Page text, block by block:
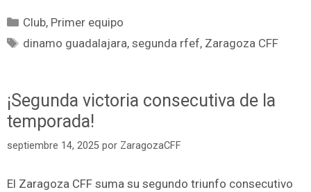
Club, Primer equipo
dinamo guadalajara,segunda rfef, Zaragoza CFF
¡Segunda victoria consecutiva de la
temporada!
septiembre 14, 2025 por ZaragozaCFF
El Zaragoza CFF suma su segundo triunfo consecutivo